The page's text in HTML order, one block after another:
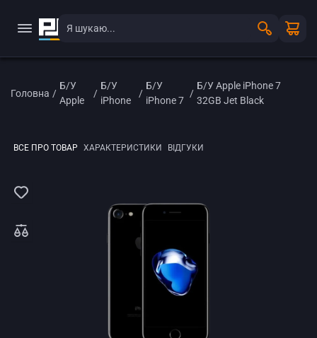
Головна /
Б/У
Apple
/
Б/У
iPhone
/
Б/У
iPhone 7
/
Б/У Apple iPhone 7
32GB Jet Black
ВСЕ ПРО ТОВАР ХАРАКТЕРИСТИКИ ВІДГУКИ